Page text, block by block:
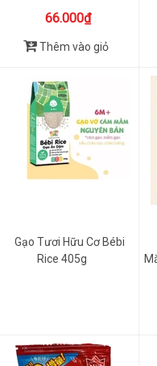
66.000₫
Thêm vào giỏ
Gạo Tươi Hữu Cơ Bébi
Rice 405g